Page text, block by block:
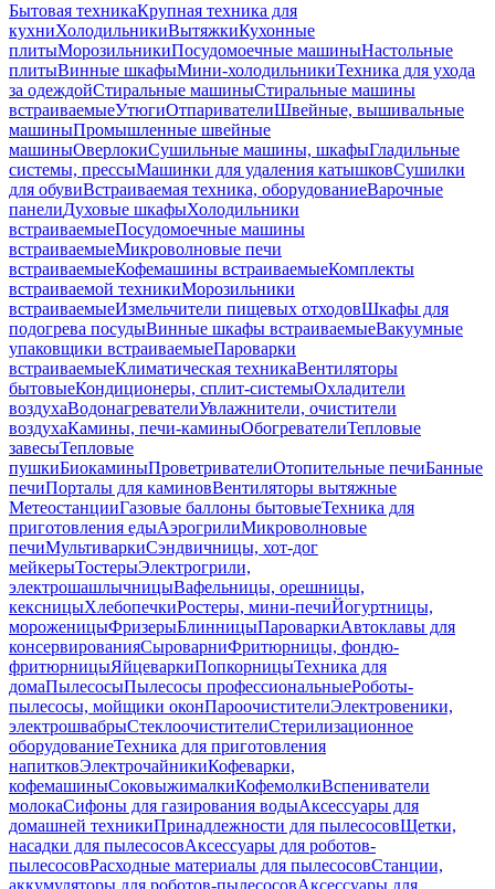
Бытовая техникаКрупная техника для
кухниХолодильникиВытяжкиКухонные
плитыМорозильникиПосудомоечные машиныНастольные
плитыВинные шкафыМини-холодильникиТехника для ухода
за одеждойСтиральные машиныСтиральные машины
встраиваемыеУтюгиОтпаривателиШвейные, вышивальные
машиныПромышленные швейные
машиныОверлокиСушильные машины, шкафыГладильные
системы, прессыМашинки для удаления катышковСушилки
для обувиВстраиваемая техника, оборудованиеВарочные
панелиДуховые шкафыХолодильники
встраиваемыеПосудомоечные машины
встраиваемыеМикроволновые печи
встраиваемыеКофемашины встраиваемыеКомплекты
встраиваемой техникиМорозильники
встраиваемыеИзмельчители пищевых отходовШкафы для
подогрева посудыВинные шкафы встраиваемыеВакуумные
упаковщики встраиваемыеПароварки
встраиваемыеКлиматическая техникаВентиляторы
бытовыеКондиционеры, сплит-системыОхладители
воздухаВодонагревателиУвлажнители, очистители
воздухаКамины, печи-каминыОбогревателиТепловые
завесыТепловые
пушкиБиокаминыПроветривателиОтопительные печиБанные
печиПорталы для каминовВентиляторы вытяжные
МетеостанцииГазовые баллоны бытовыеТехника для
приготовления едыАэрогрилиМикроволновые
печиМультиваркиСэндвичницы, хот-дог
мейкерыТостерыЭлектрогрили,
электрошашлычницыВафельницы, орешницы,
кексницыХлебопечкиРостеры, мини-печиЙогуртницы,
мороженицыФризерыБлинницыПароваркиАвтоклавы для
консервированияСыроварниФритюрницы, фондю-
фритюрницыЯйцеваркиПопкорницыТехника для
домаПылесосыПылесосы профессиональныеРоботы-
пылесосы, мойщики оконПароочистителиЭлектровеники,
электрошвабрыСтеклоочистителиСтерилизационное
оборудованиеТехника для приготовления
напитковЭлектрочайникиКофеварки,
кофемашиныСоковыжималкиКофемолкиВспениватели
молокаСифоны для газирования водыАксессуары для
домашней техникиПринадлежности для пылесосовЩетки,
насадки для пылесосовАксессуары для роботов-
пылесосовРасходные материалы для пылесосовСтанции,
аккумуляторы для роботов-пылесосовАксессуары для